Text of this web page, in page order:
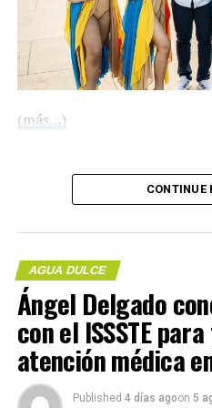
Compártelo:
(más…)
Me gusta esto:
CONTINUE
AGUA DULCE
Ángel Delgado
con el ISSSTE
atención médica
Published 4 días agoon 5